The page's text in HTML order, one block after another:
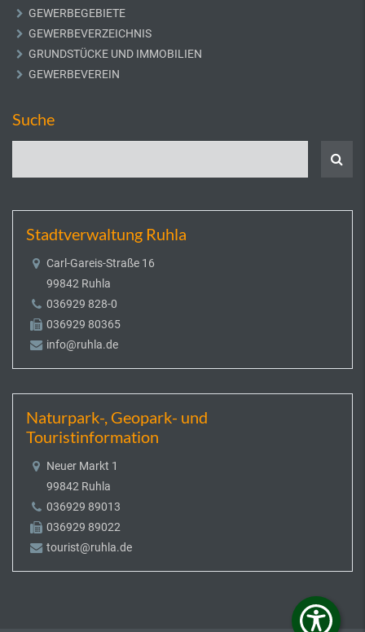
GEWERBEGEBIETE
GEWERBEVERZEICHNIS
GRUNDSTÜCKE UND IMMOBILIEN
GEWERBEVEREIN
Suche
Stadtverwaltung Ruhla
Carl-Gareis-Straße 16
99842 Ruhla
036929 828-0
036929 80365
info@ruhla.de
Naturpark-, Geopark- und
Touristinformation
Neuer Markt 1
99842 Ruhla
036929 89013
036929 89022
tourist@ruhla.de